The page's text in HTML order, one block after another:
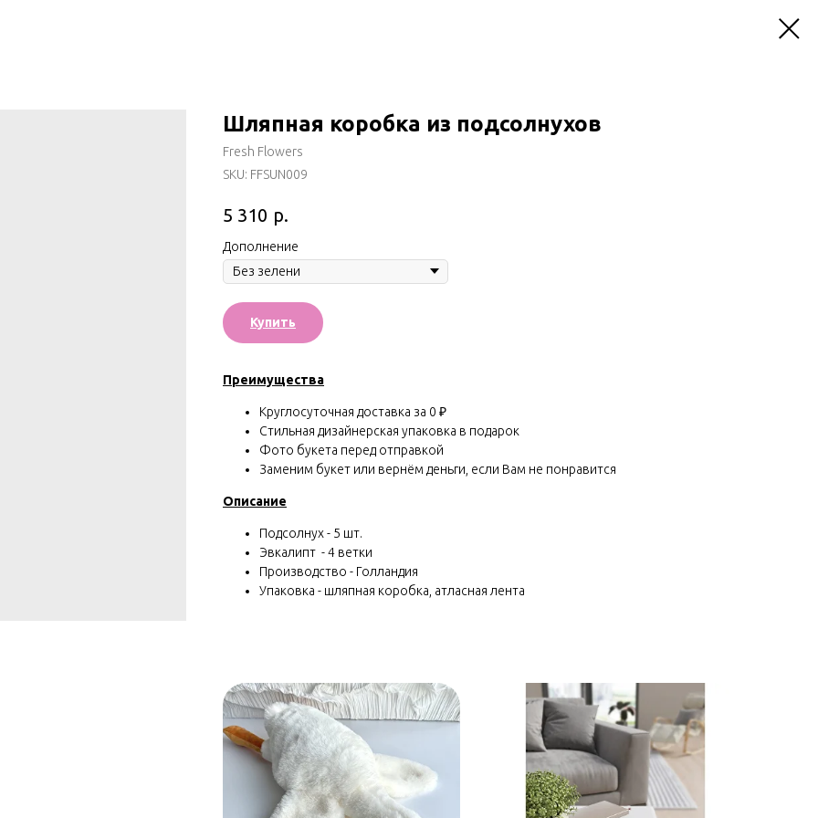
Шляпная коробка из подсолнухов
Fresh Flowers
SKU: FFSUN009
5 310 р.
Дополнение
Купить
Преимущества
Круглосуточная доставка за 0 ₽
Стильная дизайнерская упаковка в подарок
Фото букета перед отправкой
Заменим букет или вернём деньги, если Вам не понравится
Описание
Подсолнух - 5 шт.
Эвкалипт - 4 ветки
Производство - Голландия
Упаковка - шляпная коробка, атласная лента